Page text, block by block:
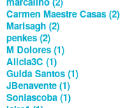
Carmen Maestre Casas (2)
Marisagh (2)
penkes (2)
M Dolores (1)
Alicia3C (1)
Guida Santos (1)
JBenavente (1)
Soniascoba (1)